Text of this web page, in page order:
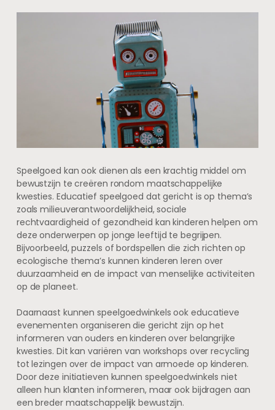
Speelgoed kan ook dienen als een krachtig middel om
bewustzijn te creëren rondom maatschappelijke
kwesties. Educatief speelgoed dat gericht is op thema’s
zoals milieuverantwoordelijkheid, sociale
rechtvaardigheid of gezondheid kan kinderen helpen om
deze onderwerpen op jonge leeftijd te begrijpen.
Bijvoorbeeld, puzzels of bordspellen die zich richten op
ecologische thema’s kunnen kinderen leren over
duurzaamheid en de impact van menselijke activiteiten
op de planeet.
Daarnaast kunnen speelgoedwinkels ook educatieve
evenementen organiseren die gericht zijn op het
informeren van ouders en kinderen over belangrijke
kwesties. Dit kan variëren van workshops over recycling
tot lezingen over de impact van armoede op kinderen.
Door deze initiatieven kunnen speelgoedwinkels niet
alleen hun klanten informeren, maar ook bijdragen aan
een breder maatschappelijk bewustzijn.